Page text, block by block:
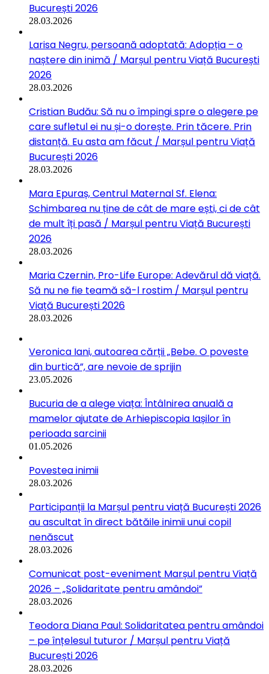
București 2026
28.03.2026
Larisa Negru, persoană adoptată: Adopția – o
naștere din inimă / Marșul pentru Viață București
2026
28.03.2026
Cristian Budău: Să nu o împingi spre o alegere pe
care sufletul ei nu și-o dorește. Prin tăcere. Prin
distanță. Eu asta am făcut / Marșul pentru Viață
București 2026
28.03.2026
Mara Epuraș, Centrul Maternal Sf. Elena:
Schimbarea nu ține de cât de mare ești, ci de cât
de mult îți pasă / Marșul pentru Viață București
2026
28.03.2026
Maria Czernin, Pro-Life Europe: Adevărul dă viață.
Să nu ne fie teamă să-l rostim / Marșul pentru
Viață București 2026
28.03.2026
Veronica Iani, autoarea cărții „Bebe. O poveste
din burtică”, are nevoie de sprijin
23.05.2026
Bucuria de a alege viața: Întâlnirea anuală a
mamelor ajutate de Arhiepiscopia Iașilor în
perioada sarcinii
01.05.2026
Povestea inimii
28.03.2026
Participanții la Marșul pentru viață București 2026
au ascultat în direct bătăile inimii unui copil
nenăscut
28.03.2026
Comunicat post-eveniment Marșul pentru Viață
2026 – „Solidaritate pentru amândoi”
28.03.2026
Teodora Diana Paul: Solidaritatea pentru amândoi
– pe înțelesul tuturor / Marșul pentru Viață
București 2026
28.03.2026